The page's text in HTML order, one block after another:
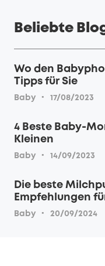
Beliebte
Wo den
Tipps für Sie
Baby · 17/08/2023
4 Beste Baby-
Kleinen
Baby · 14/09/2023
Die beste
Empfehlungen
Baby · 20/09/2024